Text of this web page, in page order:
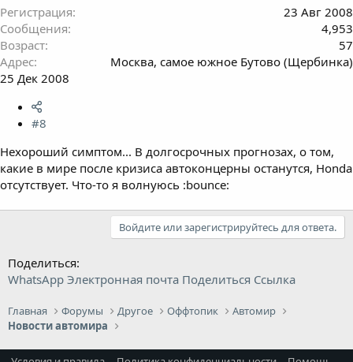
Регистрация
23 Авг 2008
Сообщения
4,953
Возраст
57
Адрес
Москва, самое южное Бутово (Щербинка)
25 Дек 2008
#8
Нехороший симптом... В долгосрочных прогнозах, о том,
какие в мире после кризиса автоконцерны останутся, Honda
отсутствует. Что-то я волнуюсь :bounce:
Войдите или зарегистрируйтесь для ответа.
Поделиться:
WhatsApp Электронная почта Поделиться Ссылка
Главная Форумы Другое Оффтопик
Автомир
Новости автомира